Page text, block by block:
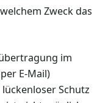
Zweck das
im
E-Mail)
Schutz